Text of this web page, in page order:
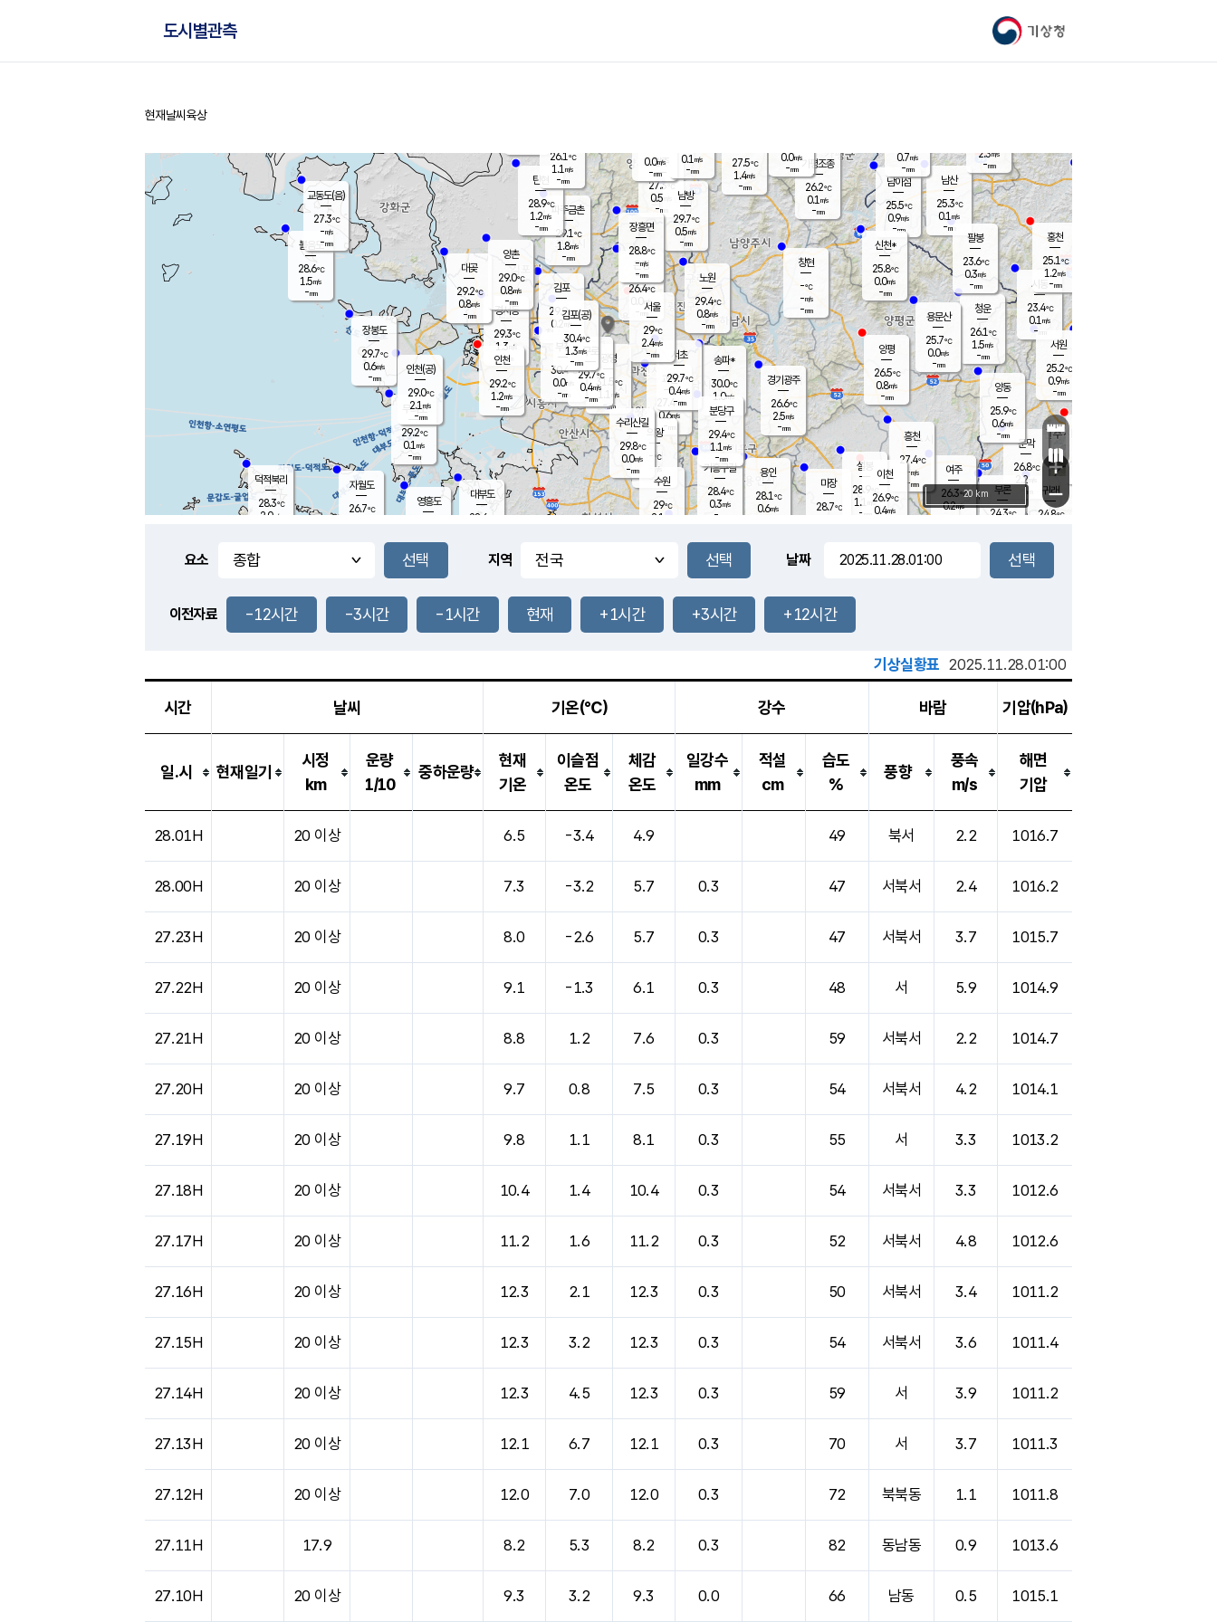
기상청
도시별관측
홈
현재날씨 육상
풍도
1.3m/s
문막
26.8℃
2.2m/s
mm
남이섬
25.5℃
0.9m/s
-mm
무의도
29.2℃
0.1 m/s
-mm
영흥도
볼음도
28.6℃
1.5m/s
-mm
자월도
26.7℃
양주
27.3℃
0.5
-mm
부론
24.3℃
과천
27.4℃
0.6m/s
- mm
남산
25.3℃
0.1 m/s
-mm
장봉도
29.7℃
0.6m/s
-mm
-mm
청운
26.1℃
1.5m/s
-mm
팔봉
23.6℃
0.3m/s
-mm
-mm
용인
28.1℃
0.6m/s
여주
26.3℃
0.2m/s
양동
25.9℃
0.6m/s
-mm
경기광주
26.6℃
2.5m/s
-mm
장호원
0.7m/s
-mm
28.2
℃
대부도
28.6
-
경서동
29.3℃
1.3 m/s
-mm
파주금촌
29.1℃
1.8m/s
-mm
가평조종
26.2℃
0.1 m/s
-mm
27.5℃
1.4m/s
-mm
대곶
29.2℃
0.8m/s
-mm
신천*
25.8℃
0.0m/s
-mm
창현
-℃
-m/s
-mm
탄현
28.9℃
1.2m/s
-mm
0.0m/s
-mm
- ℃
- m/s
-mm
흥천
27.4℃
-m/s
-mm
마장
28.7℃
의왕
- ℃
m/s
mm
김포
29.9℃
0.2 m/s
mm
설봉
28.9
1.1 m/s
- mm
광명
31.5 ℃
1.1 m/s
-mm
부천
30.4℃
0.0m/s
-mm
-mm
양촌
29.0℃
0.8m/s
-mm
구로
29.7℃
0.4m/s
-mm
은평
26.4℃
0.0 m/s
- mm
노원
29.4℃
0.8m/s
-mm
송파*
30.0℃
1.0m/s
-mm
서초
29.7℃
0.4m/s
-mm
남방
29.7℃
0.5m/s
-mm
기흥구갈
28.4℃
0.3m/s
-
수리산길
29.8℃
0.0m/s
-mm
분당구
29.4℃
1.1 m/s
-mm
장흥면
28.8℃
-m/s
-mm
0.0m/s
-mm
시동
23.4℃
0.1 m/s
- mm
귀래
24.8℃
서원
25.2℃
0.9m/s
-mm
용문산
25.7℃
0.0m/s
-mm
덕적북리
28.3℃
2.0m/s
인천(공)
29.0℃
2.1 m/s
-mm
김포(공)
30.4℃
1.3m/s
-mm
교동도(음)
27.3℃
-m/s
-mm
홍천
25.1℃
1.2m/s
-mm
이천
26.9℃
0.4m/s
양평
26.5℃
0.8m/s
-mm
수원
29℃
2.1 m/s
인천
29.2℃
1.2m/s
-mm
서울
29℃
2.4m/s
-mm
2.3m/s
-mm
26.1℃
1.1 m/s
-mm
0.1 m/s
-mm
+
−
20 km
요소 지역 날짜
이전자료 -12시간 -3시간 -1시간 현재 +1시간 +3시간 +12시간
기상실황표 2025.11.28.01:00
시간 날씨 기온(℃) 강수 바람 기압(hPa)
일.시 현재일기
시정
km
운량
1/10
중하운량
현재
기온
이슬점
온도
체감
온도
일강수
mm
적설
cm
습도
%
풍향
풍속
m/s
해면
기압
28.01H 20 이상 6.5 -3.4 4.9 49 북서 2.2 1016.7
28.00H 20 이상 7.3 -3.2 5.7 0.3 47 서북서 2.4 1016.2
27.23H 20 이상 8.0 -2.6 5.7 0.3 47 서북서 3.7 1015.7
27.22H 20 이상 9.1 -1.3 6.1 0.3 48 서 5.9 1014.9
27.21H 20 이상 8.8 1.2 7.6 0.3 59 서북서 2.2 1014.7
27.20H 20 이상 9.7 0.8 7.5 0.3 54 서북서 4.2 1014.1
27.19H 20 이상 9.8 1.1 8.1 0.3 55 서 3.3 1013.2
27.18H 20 이상 10.4 1.4 10.4 0.3 54 서북서 3.3 1012.6
27.17H 20 이상 11.2 1.6 11.2 0.3 52 서북서 4.8 1012.6
27.16H 20 이상 12.3 2.1 12.3 0.3 50 서북서 3.4 1011.2
27.15H 20 이상 12.3 3.2 12.3 0.3 54 서북서 3.6 1011.4
27.14H 20 이상 12.3 4.5 12.3 0.3 59 서 3.9 1011.2
27.13H 20 이상 12.1 6.7 12.1 0.3 70 서 3.7 1011.3
27.12H 20 이상 12.0 7.0 12.0 0.3 72 북북동 1.1 1011.8
27.11H 17.9 8.2 5.3 8.2 0.3 82 동남동 0.9 1013.6
27.10H 20 이상 9.3 3.2 9.3 0.0 66 남동 0.5 1015.1